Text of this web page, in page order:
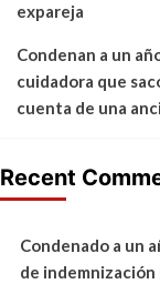
expareja
Condenan a un
cuidadora que
cuenta de una
Recent
Condenado a un
de indemnización